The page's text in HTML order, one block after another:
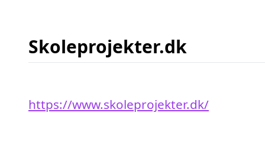
Skoleprojekter.dk
https://www.skoleprojekter.dk/